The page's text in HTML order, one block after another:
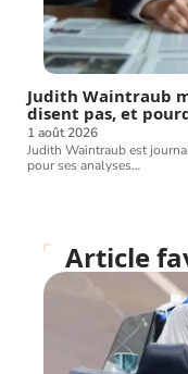
Judith Waintraub
disent pas, et
1 août 2026
Judith Waintraub est
pour ses analyses…
Article